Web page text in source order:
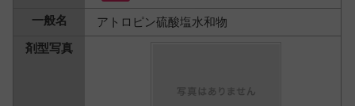
アトロピン硫酸塩水和物